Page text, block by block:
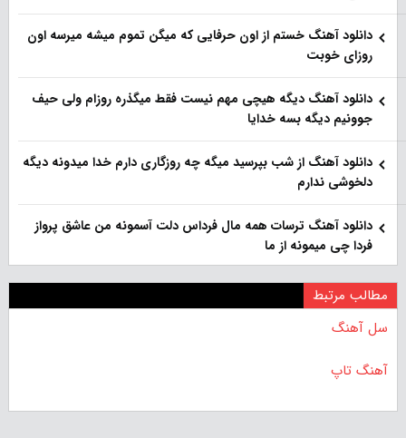
دانلود آهنگ خستم از اون حرفایی که میگن تموم میشه میرسه اون
روزای خوبت
دانلود آهنگ دیگه هیچی مهم نیست فقط میگذره روزام ولی حیف
جوونیم دیگه بسه خدایا
دانلود آهنگ از شب بپرسید میگه چه روزگاری دارم خدا میدونه دیگه
دلخوشی ندارم
دانلود آهنگ ترسات همه مال فرداس دلت آسمونه من عاشق پرواز
فردا چی میمونه از ما
مطالب مرتبط
سل آهنگ
آهنگ تاپ